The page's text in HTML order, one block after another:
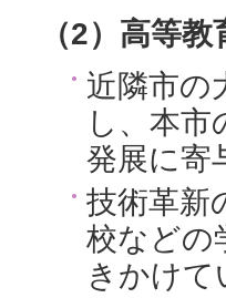
（2）高等
近隣市の
し、本
発展に寄
技術革新
校などの
きかけて